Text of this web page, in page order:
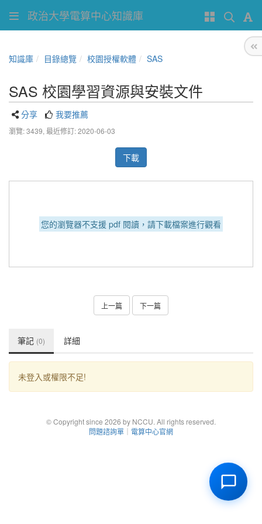
政治大學電算中心知識庫
知識庫 目錄總覽 校園授權軟體 SAS
SAS 校園學習資源與安裝文件
分享 我要推薦
瀏覽: 3439, 最近修訂: 2020-06-03
下載
您的瀏覽器不支援 pdf 閱讀，請下載檔案進行觀看
上一篇 下一篇
筆記 (0) 詳細
未登入或權限不足!
© Copyright since 2026 by NCCU. All rights reserved.
問題諮詢單 ｜ 電算中心官網